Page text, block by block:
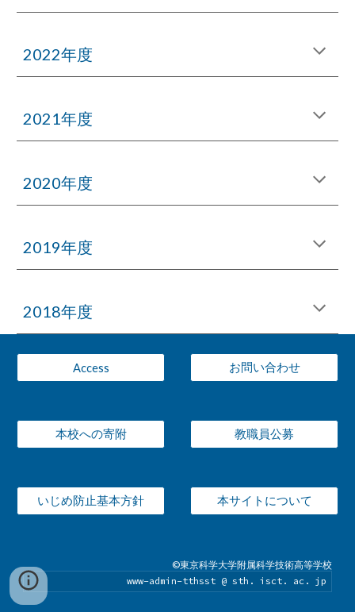
2022年度
2021年度
2020年度
2019年度
2018年度
Access お問い合わせ
本校への寄附 教職員公募
いじめ防止基本方針 本サイトについて
©東京科学大学附属科学技術高等学校
www-admin-tthsst @ sth. isct. ac. jp